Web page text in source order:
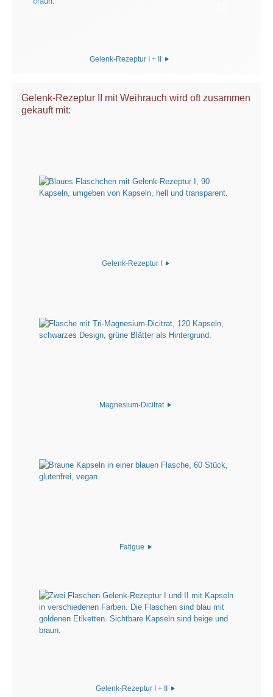
Gelenk-Rezeptur I + II
Gelenk-Rezeptur II mit Weihrauch wird oft zusammen
gekauft mit:
Gelenk-Rezeptur I
Magnesium-Dicitrat
Fatigue
Gelenk-Rezeptur I + II